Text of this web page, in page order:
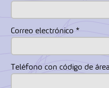
Correo electrónico *
Teléfono con código de